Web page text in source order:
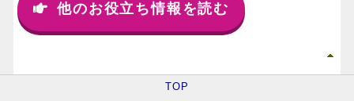
他のお役立ち情報を読む
TOP